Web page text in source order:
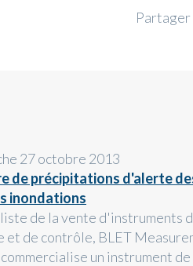
Partager
27 octobre 2013
de précipitations d'alerte
inondations
de la vente d'instruments
et de contrôle, BLET
un instrument de